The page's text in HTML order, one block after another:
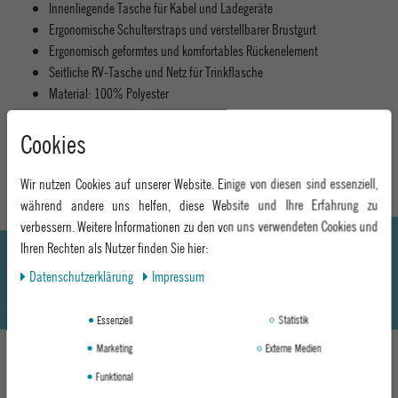
Innenliegende Tasche für Kabel und Ladegeräte
Ergonomische Schulterstraps und verstellbarer Brustgurt
Ergonomisch geformtes und komfortables Rückenelement
Seitliche RV-Tasche und Netz für Trinkflasche
Material: 100% Polyester
MEHR INFORMATIONEN ZUM EU VERANTWORTLICHEN »
Cookies
Wir nutzen Cookies auf unserer Website. Einige von diesen sind essenziell,
während andere uns helfen, diese Website und Ihre Erfahrung zu
verbessern. Weitere Informationen zu den von uns verwendeten Cookies und
Ihren Rechten als Nutzer finden Sie hier:
Daten­schutz­erklärung
Impressum
Essenziell
Statistik
Marketing
Externe Medien
Funktional